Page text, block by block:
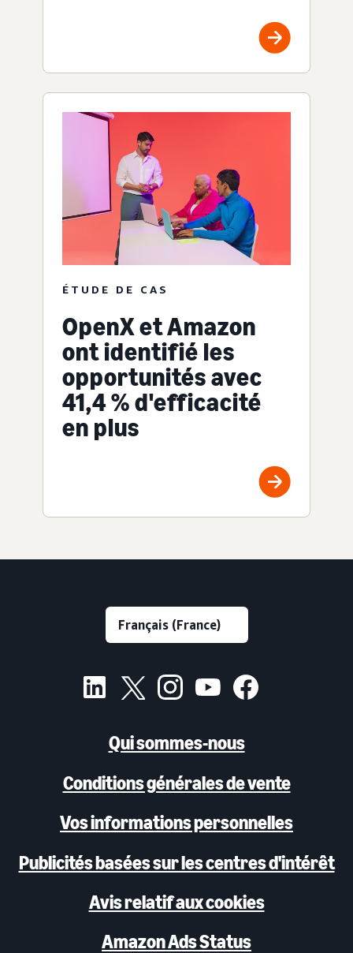
ÉTUDE DE CAS
OpenX et Amazon
ont identifié les
opportunités avec
41,4 % d'efficacité
en plus
Qui sommes-nous
Conditions générales de vente
Vos informations personnelles
Publicités basées sur les centres d'intérêt
Avis relatif aux cookies
Amazon Ads Status